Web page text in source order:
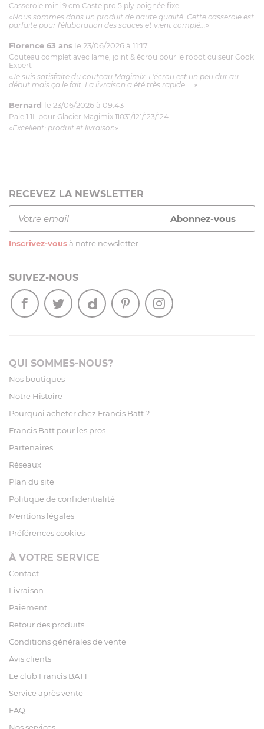
Casserole mini 9 cm Castelpro 5 ply poignée fixe
«Nous sommes dans un produit de haute qualité. Cette casserole est
parfaite pour l'élaboration des sauces et vient complé...»
Florence 63 ans le 23/06/2026 à 11:17
Couteau complet avec lame, joint & écrou pour le robot cuiseur Cook
Expert
«Je suis satisfaite du couteau Magimix. L'écrou est un peu dur au
début mais ça le fait. La livraison a été très rapide. ...»
Bernard le 23/06/2026 à 09:43
Pale 1.1L pour Glacier Magimix 11031/121/123/124
«Excellent: produit et livraison»
RECEVEZ LA NEWSLETTER
Inscrivez-vous à notre newsletter
SUIVEZ-NOUS
QUI SOMMES-NOUS?
Nos boutiques
Notre Histoire
Pourquoi acheter chez Francis Batt ?
Francis Batt pour les pros
Partenaires
Réseaux
Plan du site
Politique de confidentialité
Mentions légales
Préférences cookies
À VOTRE SERVICE
Contact
Livraison
Paiement
Retour des produits
Conditions générales de vente
Avis clients
Le club Francis BATT
Service après vente
FAQ